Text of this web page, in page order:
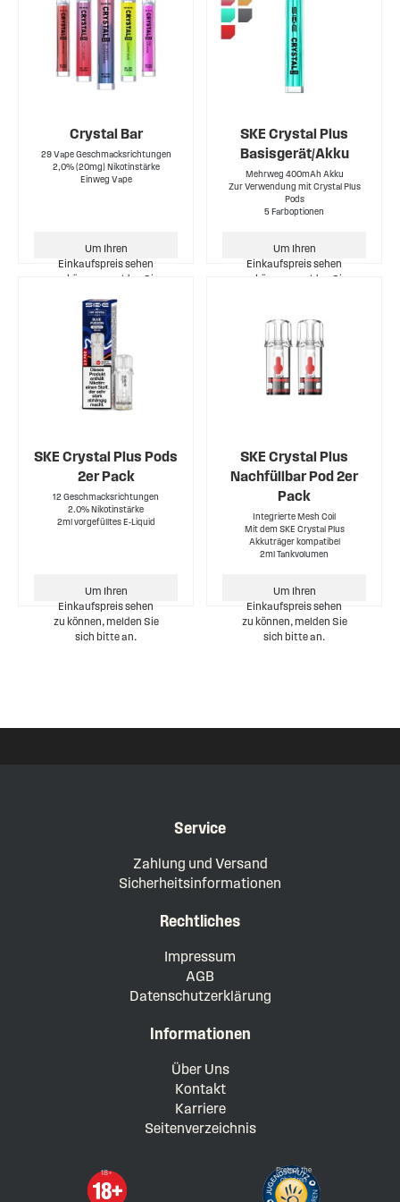
Crystal Bar
29 Vape Geschmacksrichtungen
2,0% (20mg) Nikotinstärke
Einweg Vape
Um Ihren
Einkaufspreis sehen
zu können, melden Sie
SKE Crystal Plus
Basisgerät/Akku
Mehrweg 400mAh Akku
Zur Verwendung mit Crystal Plus
Pods
5 Farboptionen
Um Ihren
Einkaufspreis sehen
zu können, melden Sie
SKE Crystal Plus Pods
2er Pack
12 Geschmacksrichtungen
2.0% Nikotinstärke
2ml vorgefülltes E-Liquid
Um Ihren
Einkaufspreis sehen
zu können, melden Sie
sich bitte an.
SKE Crystal Plus
Nachfüllbar Pod 2er
Pack
Integrierte Mesh Coil
Mit dem SKE Crystal Plus
Akkuträger kompatibel
2ml Tankvolumen
Um Ihren
Einkaufspreis sehen
zu können, melden Sie
sich bitte an.
Service
Zahlung und Versand
Sicherheitsinformationen
Rechtliches
Impressum
AGB
Datenschutzerklärung
Informationen
Über Uns
Kontakt
Karriere
Seitenverzeichnis
18+
Protect the
children